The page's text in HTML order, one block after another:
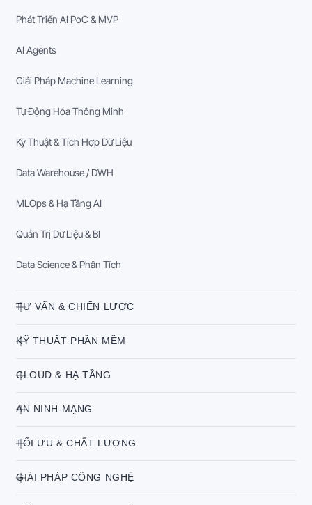
Phát Triển AI PoC & MVP
AI Agents
Giải Pháp Machine Learning
Tự Động Hóa Thông Minh
Kỹ Thuật & Tích Hợp Dữ Liệu
Data Warehouse / DWH
MLOps & Hạ Tầng AI
Quản Trị Dữ Liệu & BI
Data Science & Phân Tích
TƯ VẤN & CHIẾN LƯỢC
KỸ THUẬT PHẦN MỀM
CLOUD & HẠ TẦNG
AN NINH MẠNG
TỐI ƯU & CHẤT LƯỢNG
GIẢI PHÁP CÔNG NGHỆ